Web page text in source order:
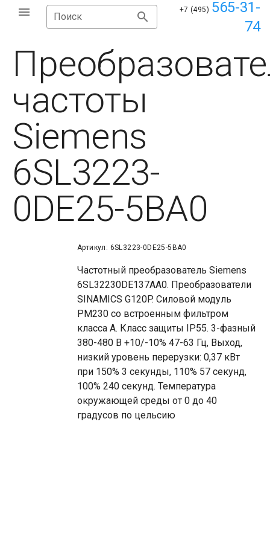
Поиск
+7 (495) 565-31-
74
частоты
Siemens
6SL3223-
0DE25-5BA0
Артикул: 6SL3223-0DE25-5BA0
Частотный преобразователь Siemens
6SL32230DE137AA0. Преобразователи
SINAMICS G120P. Силовой модуль
PM230 со встроенным фильтром
класса A. Класс защиты IP55. 3-фазный
380-480 В +10/-10% 47-63 Гц, Выход,
низкий уровень перерузки: 0,37 кВт
при 150% 3 секунды, 110% 57 секунд,
100% 240 секунд. Температура
окружающей среды от 0 до 40
градусов по цельсию